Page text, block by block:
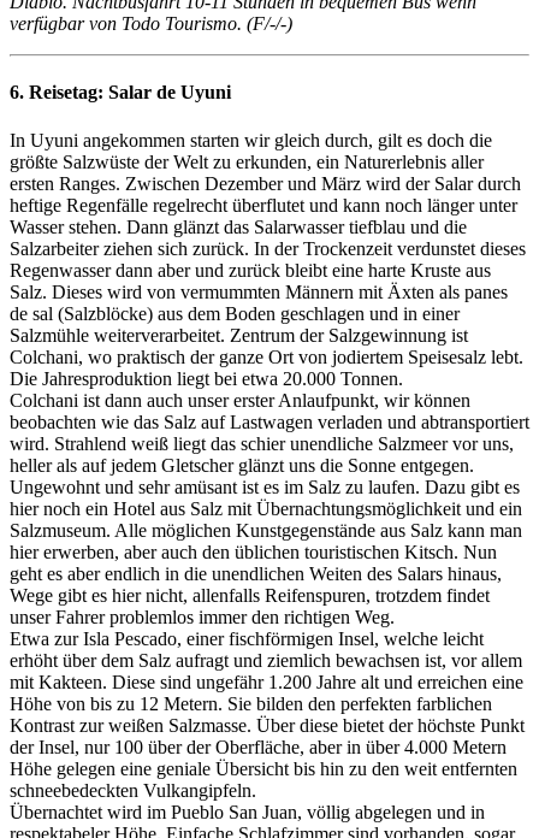
verfügbar von Todo Tourismo. (F/-/-)
6. Reisetag: Salar de Uyuni
In Uyuni angekommen starten wir gleich durch, gilt es doch die
größte Salzwüste der Welt zu erkunden, ein Naturerlebnis aller
ersten Ranges. Zwischen Dezember und März wird der Salar durch
heftige Regenfälle regelrecht überflutet und kann noch länger unter
Wasser stehen. Dann glänzt das Salarwasser tiefblau und die
Salzarbeiter ziehen sich zurück. In der Trockenzeit verdunstet dieses
Regenwasser dann aber und zurück bleibt eine harte Kruste aus
Salz. Dieses wird von vermummten Männern mit Äxten als panes
de sal (Salzblöcke) aus dem Boden geschlagen und in einer
Salzmühle weiterverarbeitet. Zentrum der Salzgewinnung ist
Colchani, wo praktisch der ganze Ort von jodiertem Speisesalz lebt.
Die Jahresproduktion liegt bei etwa 20.000 Tonnen.
Colchani ist dann auch unser erster Anlaufpunkt, wir können
beobachten wie das Salz auf Lastwagen verladen und abtransportiert
wird. Strahlend weiß liegt das schier unendliche Salzmeer vor uns,
heller als auf jedem Gletscher glänzt uns die Sonne entgegen.
Ungewohnt und sehr amüsant ist es im Salz zu laufen. Dazu gibt es
hier noch ein Hotel aus Salz mit Übernachtungsmöglichkeit und ein
Salzmuseum. Alle möglichen Kunstgegenstände aus Salz kann man
hier erwerben, aber auch den üblichen touristischen Kitsch. Nun
geht es aber endlich in die unendlichen Weiten des Salars hinaus,
Wege gibt es hier nicht, allenfalls Reifenspuren, trotzdem findet
unser Fahrer problemlos immer den richtigen Weg.
Etwa zur Isla Pescado, einer fischförmigen Insel, welche leicht
erhöht über dem Salz aufragt und ziemlich bewachsen ist, vor allem
mit Kakteen. Diese sind ungefähr 1.200 Jahre alt und erreichen eine
Höhe von bis zu 12 Metern. Sie bilden den perfekten farblichen
Kontrast zur weißen Salzmasse. Über diese bietet der höchste Punkt
der Insel, nur 100 über der Oberfläche, aber in über 4.000 Metern
Höhe gelegen eine geniale Übersicht bis hin zu den weit entfernten
schneebedeckten Vulkangipfeln.
Übernachtet wird im Pueblo San Juan, völlig abgelegen und in
respektabeler Höhe. Einfache Schlafzimmer sind vorhanden, sogar